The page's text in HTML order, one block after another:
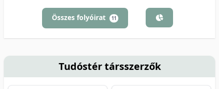
Összes folyóirat 11
Tudóstér társszerzők